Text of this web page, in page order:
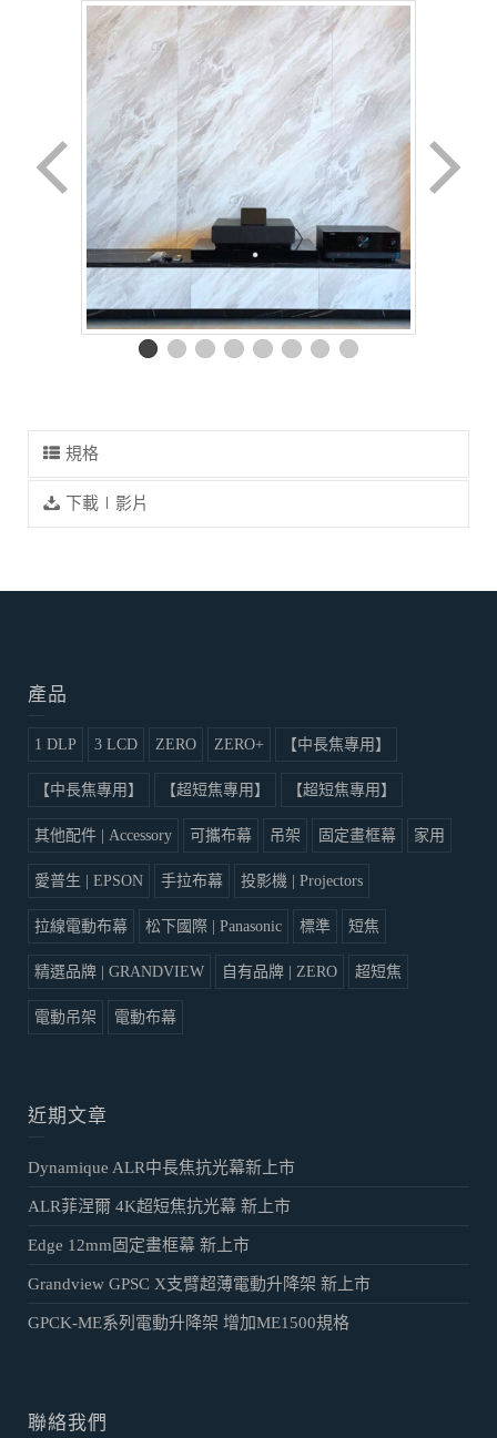
規格
下載∣影片
產品
1 DLP 3 LCD ZERO ZERO+ 【中長焦專用】
【中長焦專用】 【超短焦專用】 【超短焦專用】
其他配件 | Accessory 可攜布幕 吊架 固定畫框幕 家用
愛普生 | EPSON 手拉布幕 投影機 | Projectors
拉線電動布幕 松下國際 | Panasonic 標準 短焦
精選品牌 | GRANDVIEW 自有品牌 | ZERO 超短焦
電動吊架 電動布幕
近期文章
Dynamique ALR中長焦抗光幕新上市
ALR菲涅爾 4K超短焦抗光幕 新上市
Edge 12mm固定畫框幕 新上市
Grandview GPSC X支臂超薄電動升降架 新上市
GPCK-ME系列電動升降架 增加ME1500規格
聯絡我們